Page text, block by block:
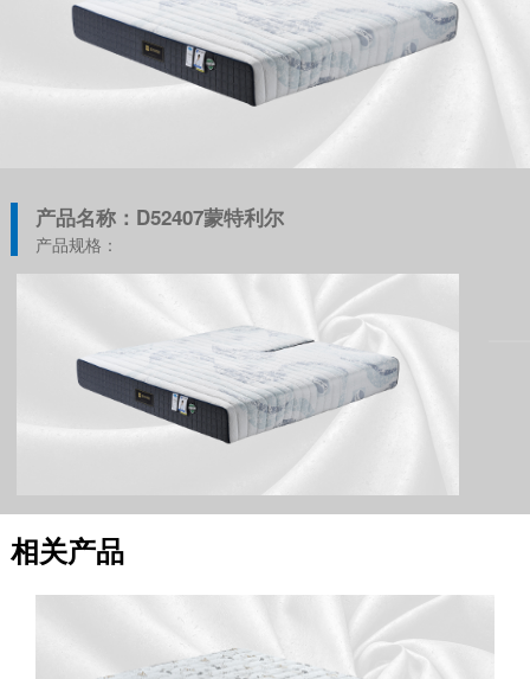
产品名称：D52407蒙特利尔
产品规格：
相关产品